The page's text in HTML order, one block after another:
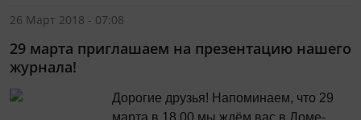
mention. Она стала единственным
26 Март 2018 - 07:08
29 марта приглашаем на презентацию нашего
журнала!
Дорогие друзья! Напоминаем, что 29
марта в 18.00 мы ждём вас в Доме-